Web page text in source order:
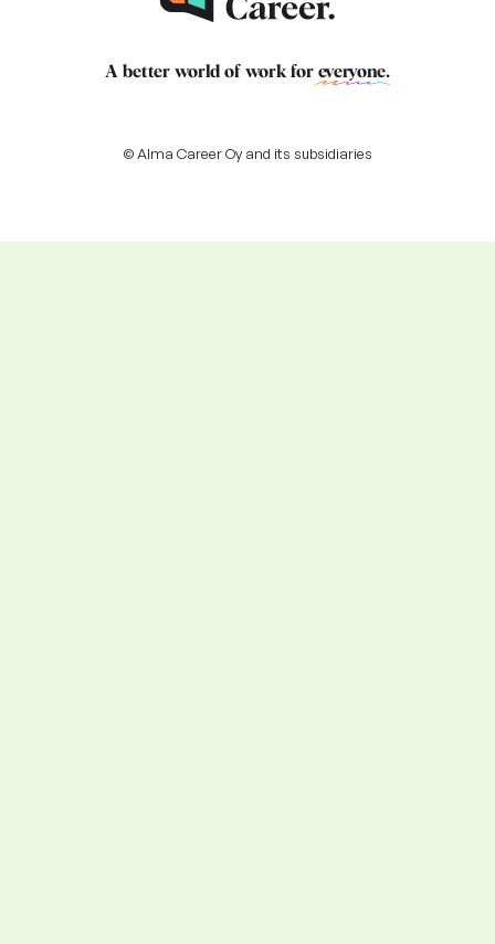
A better world of work for everyone.
© Alma Career Oy and its subsidiaries